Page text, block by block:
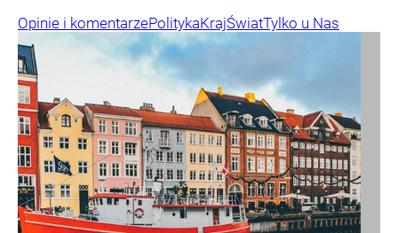
Opinie i komentarzePolitykaKrajŚwiatTylko u Nas